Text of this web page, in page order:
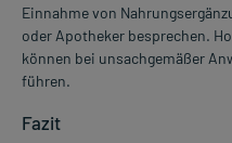
Einnahme von
oder Apotheker besprechen.
können bei unsachgemäßer
führen.
Fazit